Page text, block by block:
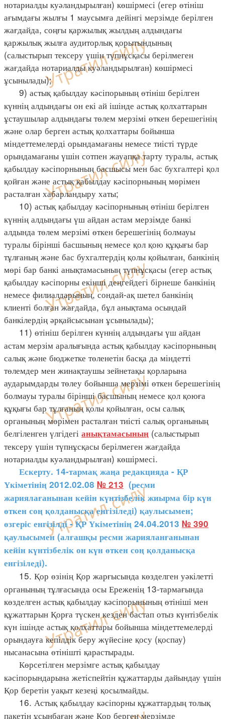
нотариалды куәландырылған) көшірмесі (егер өтініш
ағымдағы жылғы 1 маусымға дейінгі мерзімде берілген
жағдайда, соңғы қаржылық жылдың алдындағы
қаржылық жылға аудиторлық қорытындының
(салыстырып тексеру үшін түпнұсқасы берілмеген
жағдайда нотариалды куәландырылған) көшірмесі
ұсынылады);
9) астық қабылдау кәсіпорының өтініш берілген
күннің алдындағы он екі ай ішінде астық қолхаттарын
ұстаушылар алдындағы төлем мерзімі өткен берешегінің
және олар берген астық қолхаттары бойынша
міндеттемелерді орындамағаны немесе тиісті түрде
орындамағаны үшін сотпен жауапқа тарту туралы, астық
қабылдау кәсіпорнының басшысы мен бас бухгалтері қол
қойған және астық қабылдау кәсіпорнының мөрімен
расталған хабарландыру хаты;
10) астық қабылдау кәсіпорнының өтініш берілген
күннің алдындағы үш айдан астам мерзімде банкі
алдында төлем мерзімі өткен берешегінің болмауы
туралы бірінші басшының немесе қол қою құқығы бар
тұлғаның және бас бухгалтердің қолы қойылған, банкінің
мөрі бар банкі анықтамасының түпнұсқасы (егер астық
қабылдау кәсіпорны екінші деңгейдегі бірнеше банкінің
немесе филиалдарының, сондай-ақ шетел банкінің
клиенті болған жағдайда, бұл анықтама осындай
банкілердің әрқайсысынан ұсынылады);
11) өтініш берілген күннің алдындағы үш айдан
астам мерзім аралығында астық қабылдау кәсіпорнының
салық және бюджетке төленетін басқа да міндетті
төлемдер мен жинақтаушы зейнетақы қорларына
аударымдарды төлеу бойынша мерзімі өткен берешегінің
болмауы туралы бірінші басшының немесе қол қоюға
құқығы бар тұлғаның қолы қойылған, осы салық
органының мөрімен расталған тиісті салық органының
белгіленген үлгідегі анықтамасының (салыстырып
тексеру үшін түпнұсқасы берілмеген жағдайда
нотариалды куәландырылған) көшірмесі.
Ескерту. 14-тармақ жаңа редакцияда - ҚР
Үкіметінің 2012.02.08 № 213 (ресми
жариялағанынан кейін күнтізбелік жиырма бір күн
өткен соң қолданысқа енгізіледі) қаулысымен;
өзгеріс енгізілді - ҚР Үкіметінің 24.04.2013 № 390
қаулысымен (алғашқы ресми жарияланғанынан
кейін күнтізбелік он күн өткен соң қолданысқа
енгізіледі).
15. Қор өзінің Қор жарғысында көзделген уәкілетті
органының тұлғасында осы Ереженің 13-тармағында
көзделген астық қабылдау кәсіпорынының өтініші мен
құжаттарын Қорға түскен кезден бастап отыз күнтізбелік
күн ішінде астық қолхаттары бойынша міндеттемелерді
орындауға кепілдік беру жүйесіне қосу (қоспау)
нысанасына өтінішті қарастырады.
Көрсетілген мерзімге астық қабылдау
кәсіпорындарына жетіспейтін құжаттарды дайындау үшін
Қор беретін уақыт кезеңі қосылмайды.
16. Астық қабылдау кәсіпорны құжаттардың толық
пакетін ұсынбаған және Қор берген мерзімде